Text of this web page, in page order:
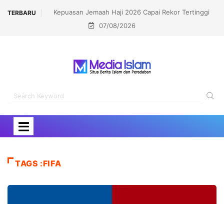
TERBARU
Capai Rekor Tertinggi
Politisi Muslim Berpeluang jadi Senat
Kalahkan Kandidat Pro-Israel
07/08/2026
TAGS :FIFA